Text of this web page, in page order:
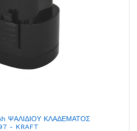
ΨΑΛΙΔΙΟΥ ΚΛΑΔΕΜΑΤΟΣ
- KRAFT